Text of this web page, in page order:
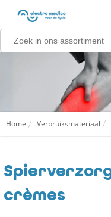
Home Verbruiksmateriaal
crèmes